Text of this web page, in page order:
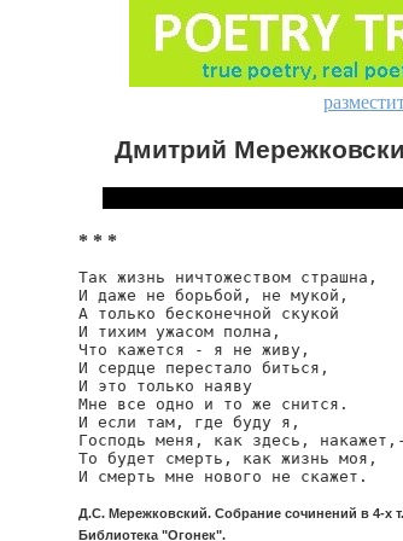
Дмитрий
* * *
Так жизнь ничтожеством страшна,
И даже не борьбой, не мукой,
А только бесконечной скукой
И тихим ужасом полна,
Что кажется - я не живу,
И сердце перестало биться,
И это только наяву
Мне все одно и то же снится.
И если там, где буду я,
Господь меня, как здесь, накажет,-
То будет смерть, как жизнь моя,
И смерть мне нового не скажет.
Д.С. Мережковский. Собрание сочинений в 4-х т.
Библиотека "Огонек".